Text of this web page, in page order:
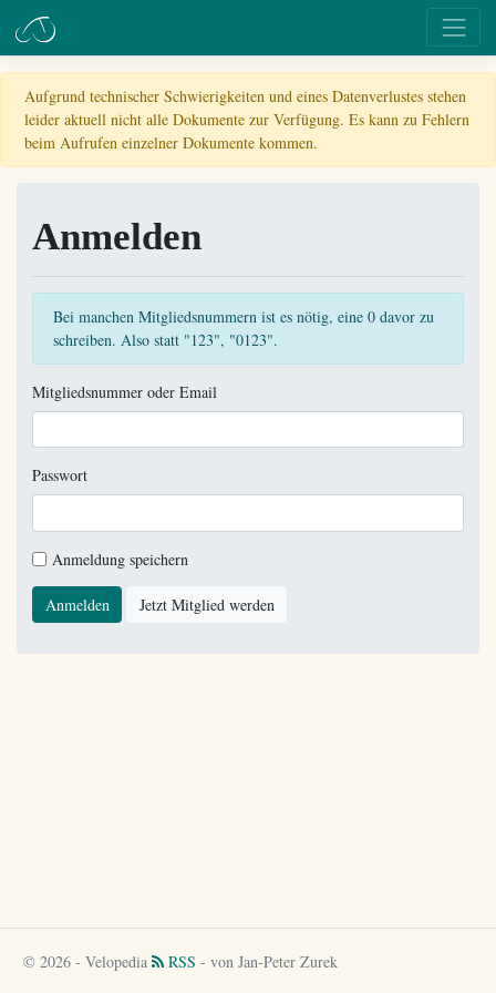
Aufgrund technischer Schwierigkeiten und eines Datenverlustes stehen
leider aktuell nicht alle Dokumente zur Verfügung. Es kann zu Fehlern
beim Aufrufen einzelner Dokumente kommen.
Anmelden
Bei manchen Mitgliedsnummern ist es nötig, eine 0 davor zu
schreiben. Also statt "123", "0123".
Mitgliedsnummer oder Email
Passwort
Anmeldung speichern
Anmelden Jetzt Mitglied werden
© 2026 - Velopedia RSS - von Jan-Peter Zurek